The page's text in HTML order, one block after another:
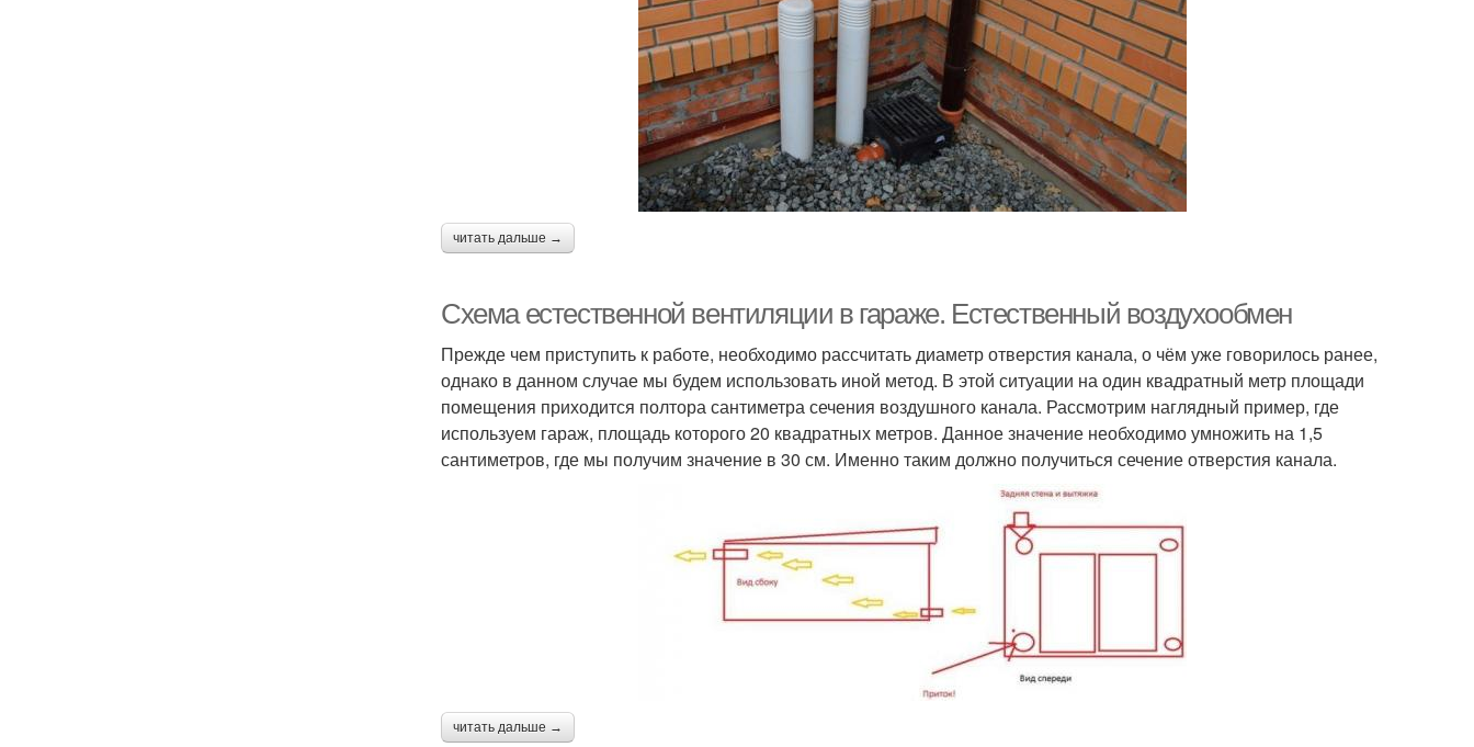
читать дальше →
Схема естественной вентиляции в гараже. Естественный воздухообмен
Прежде чем приступить к работе, необходимо рассчитать диаметр отверстия канала, о чём уже говорилось ранее,
однако в данном случае мы будем использовать иной метод. В этой ситуации на один квадратный метр площади
помещения приходится полтора сантиметра сечения воздушного канала. Рассмотрим наглядный пример, где
используем гараж, площадь которого 20 квадратных метров. Данное значение необходимо умножить на 1,5
сантиметров, где мы получим значение в 30 см. Именно таким должно получиться сечение отверстия канала.
читать дальше →